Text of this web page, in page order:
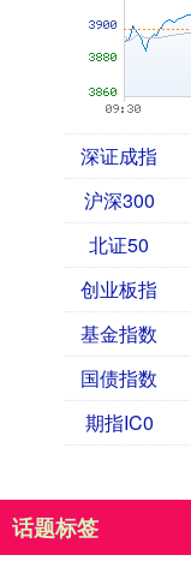
深证成指
沪深300
北证50
创业板指
基金指数
国债指数
期指IC0
话题标签